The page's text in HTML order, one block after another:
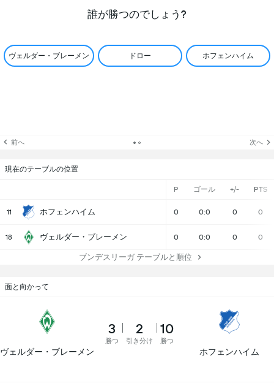
誰が勝つのでしょう?
ヴェルダー・ブレーメン ドロー ホフェンハイム
前へ 次へ
現在のテーブルの位置
P ゴール +/- PTS
11 ホフェンハイム 0 0:0 0 0
18 ヴェルダー・ブレーメン 0 0:0 0 0
ブンデスリーガ テーブルと順位
面と向かって
ヴェルダー・ブレーメン
3
勝つ
2
引き分け
10
勝つ
ホフェンハイム